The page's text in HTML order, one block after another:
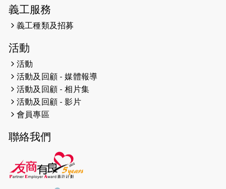
2026-04-23
2026-04-19
2026-04-16
猛龍長跑隊恆常練習 - 4月16日
（19:00開始）
2026-04-12
2026-04-11
2026-04-10 太古家＋賞系列：漫步魔術與音樂
義工服務
義工種類及招募
活動
活動
活動及回顧 - 媒體報導
活動及回顧 - 相片集
活動及回顧 - 影片
會員專區
聯絡我們